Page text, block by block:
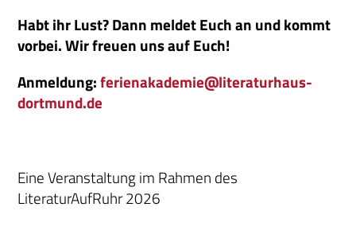
Habt ihr Lust? Dann meldet Euch an und kommt
vorbei. Wir freuen uns auf Euch!
Anmeldung:ferienakademie@literaturhaus-
dortmund.de
Eine Veranstaltung im Rahmen des
LiteraturAufRuhr 2026